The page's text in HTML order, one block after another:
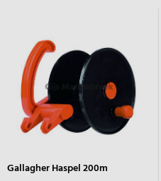
Gallagher Haspel 200m